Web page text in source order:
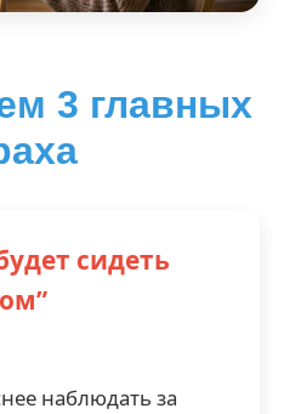
3 главных
сидеть
наблюдать за